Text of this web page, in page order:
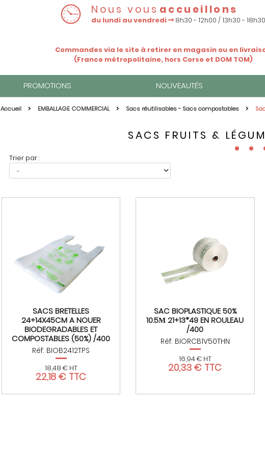
Nous vous accueillons
du lundi au vendredi 8h30 - 12h00 / 13h30 - 18h30
Commandes via le site à retirer en magasin ou en
(France métropolitaine, hors Corse et DOM TOM)
PROMOTIONS NOUVEAUTÉS
Accueil EMBALLAGE COMMERCIAL Sacs réutilisables - Sacs compostables
SACS FRUITS &
Trier par :
SACS BRETELLES
24+14X45CM A NOUER
BIODEGRADABLES ET
COMPOSTABLES (50%) /400
Réf: BIOB2412TPS
18,48 € HT
22,18 € TTC
SAC BIOPLASTIQUE 50%
10.5Μ 21+13*49 EN ROULEAU
/400
Réf: BIORCB1V50THN
16,94 € HT
20,33 € TTC